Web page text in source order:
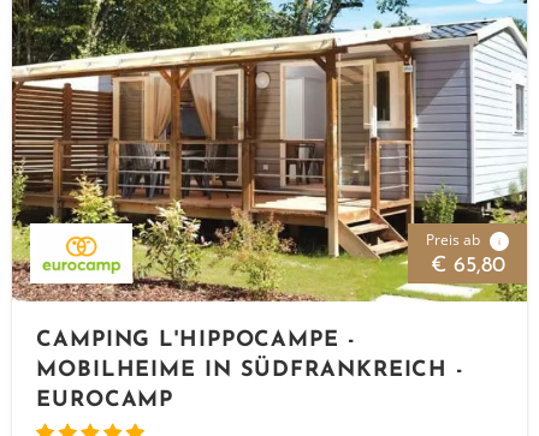
Preis ab i
€ 65,80
CAMPING L'HIPPOCAMPE -
MOBILHEIME IN SÜDFRANKREICH -
EUROCAMP